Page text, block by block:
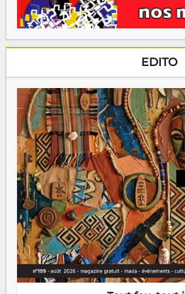
EDITO